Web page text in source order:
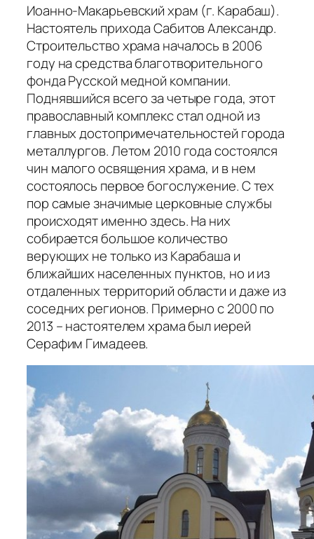
Иоанно-Макарьевский храм (г. Карабаш).
Настоятель прихода Сабитов Александр.
Строительство храма началось в 2006
году на средства благотворительного
фонда Русской медной компании.
Поднявшийся всего за четыре года, этот
православный комплекс стал одной из
главных достопримечательностей города
металлургов. Летом 2010 года состоялся
чин малого освящения храма, и в нем
состоялось первое богослужение. С тех
пор самые значимые церковные службы
происходят именно здесь. На них
собирается большое количество
верующих не только из Карабаша и
ближайших населенных пунктов, но и из
отдаленных территорий области и даже из
соседних регионов. Примерно с 2000 по
2013 – настоятелем храма был иерей
Серафим Гимадеев.